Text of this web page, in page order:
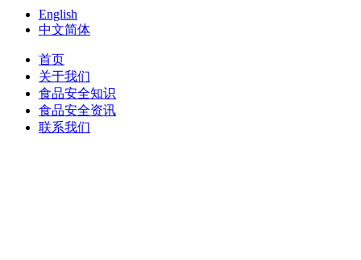
English
中文简体
首页
关于我们
食品安全知识
食品安全资讯
联系我们